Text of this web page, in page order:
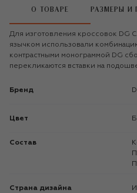
О ТОВАРЕ РАЗМЕРЫ И
Для изготовления кроссовок DG
язычком использовали
контрастными монограммой DG
перекликаются вставки на
Бренд
Цвет
Состав
Кожа: 50%; Текстиль: 50%;
Страна дизайна